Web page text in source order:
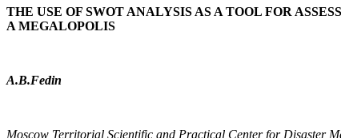
THE USE OF SWOT ANALYSIS AS A TOOL FOR
A MEGALOPOLIS
A.B.Fedin
Moscow Territorial Scientific and Practical Center for Disaster